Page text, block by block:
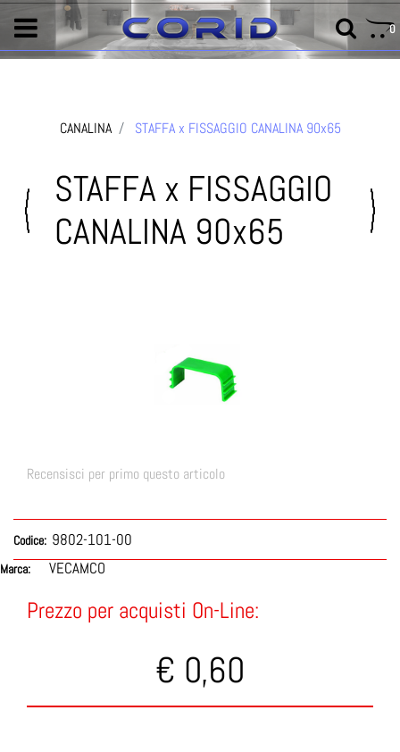
0
CANALINA STAFFA x FISSAGGIO CANALINA 90x65
STAFFA x FISSAGGIO
CANALINA 90x65
Recensisci per primo questo articolo
Codice: 9802-101-00
Marca: VECAMCO
Prezzo per acquisti On-Line:
€ 0,60